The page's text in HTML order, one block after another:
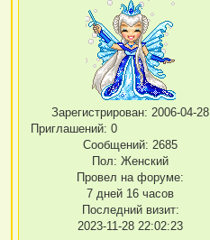
Зарегистрирован: 2006-04-28
Приглашений: 0
Сообщений: 2685
Пол: Женский
Провел на форуме:
7 дней 16 часов
Последний визит:
2023-11-28 22:02:23